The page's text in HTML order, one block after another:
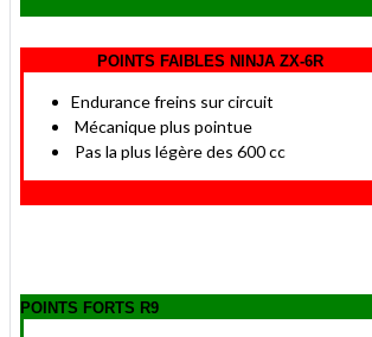
POINTS FAIBLES NINJA ZX-6R
Endurance freins sur circuit
Mécanique plus pointue
Pas la plus légère des 600 cc
POINTS FORTS R9